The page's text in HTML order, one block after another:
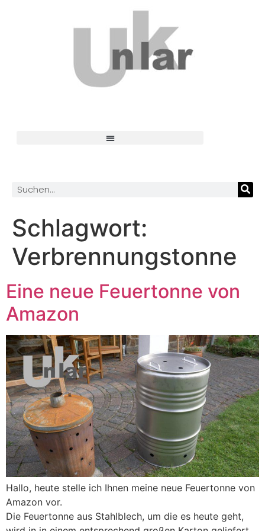
Schlagwort:
Verbrennungstonne
Eine neue Feuertonne von
Amazon
Hallo, heute stelle ich Ihnen meine neue Feuertonne von
Amazon vor.
Die Feuertonne aus Stahlblech, um die es heute geht,